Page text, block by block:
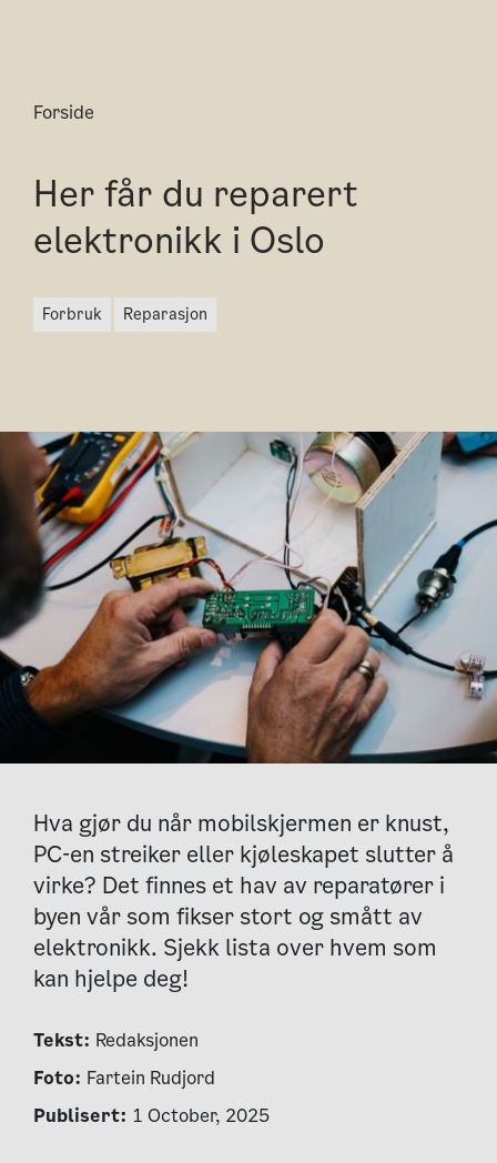
Forside
Her får du reparert
elektronikk i Oslo
forbruk reparasjon
Hva gjør du når mobilskjermen er knust,
PC-en streiker eller kjøleskapet slutter å
virke? Det finnes et hav av reparatører i
byen vår som fikser stort og smått av
elektronikk. Sjekk lista over hvem som
kan hjelpe deg!
Tekst: Redaksjonen
Foto: Fartein Rudjord
Publisert: 1 October, 2025